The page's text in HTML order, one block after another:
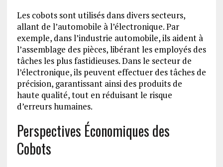
Les cobots sont utilisés dans divers secteurs,
allant de l’automobile à l’électronique. Par
exemple, dans l’industrie automobile, ils aident à
l’assemblage des pièces, libérant les employés des
tâches les plus fastidieuses. Dans le secteur de
l’électronique, ils peuvent effectuer des tâches de
précision, garantissant ainsi des produits de
haute qualité, tout en réduisant le risque
d’erreurs humaines.
Perspectives Économiques des
Cobots